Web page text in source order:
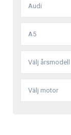
Audi
A5
Välj årsmodell
Välj motor